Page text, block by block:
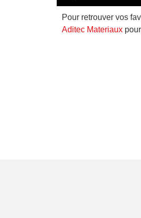
Pour retrouver vos
Aditec Materiaux